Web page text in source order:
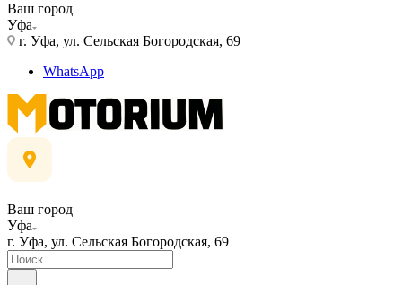
Ваш город
Уфа
г. Уфа, ул. Сельская Богородская, 69
WhatsApp
Ваш город
Уфа
г. Уфа, ул. Сельская Богородская, 69